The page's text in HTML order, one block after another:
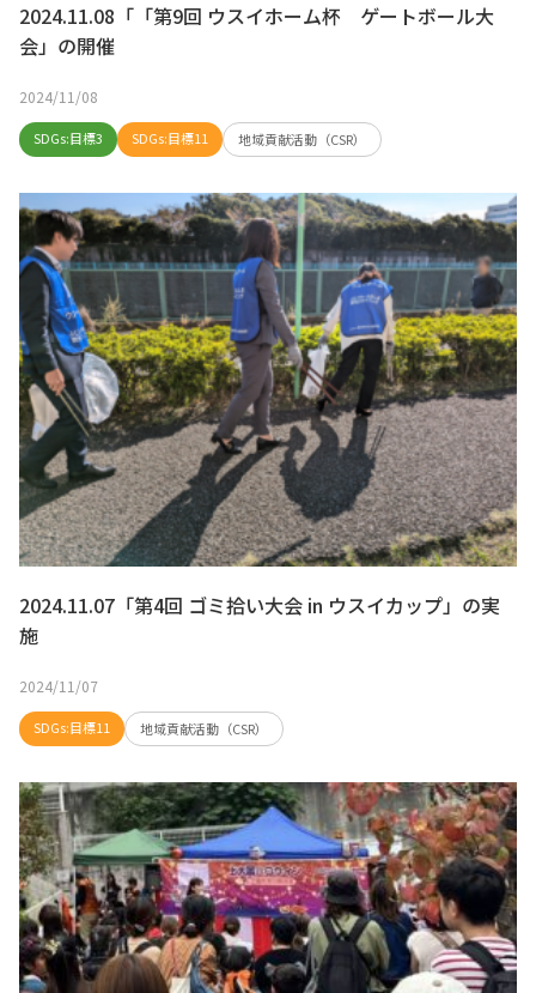
2024.11.08「「第9回 ウスイホーム杯 ゲートボール大
会」の開催
2024/11/08
SDGs:目標3 SDGs:目標11 地域貢献活動（CSR）
2024.11.07「第4回 ゴミ拾い大会 in ウスイカップ」の実
施
2024/11/07
SDGs:目標11 地域貢献活動（CSR）